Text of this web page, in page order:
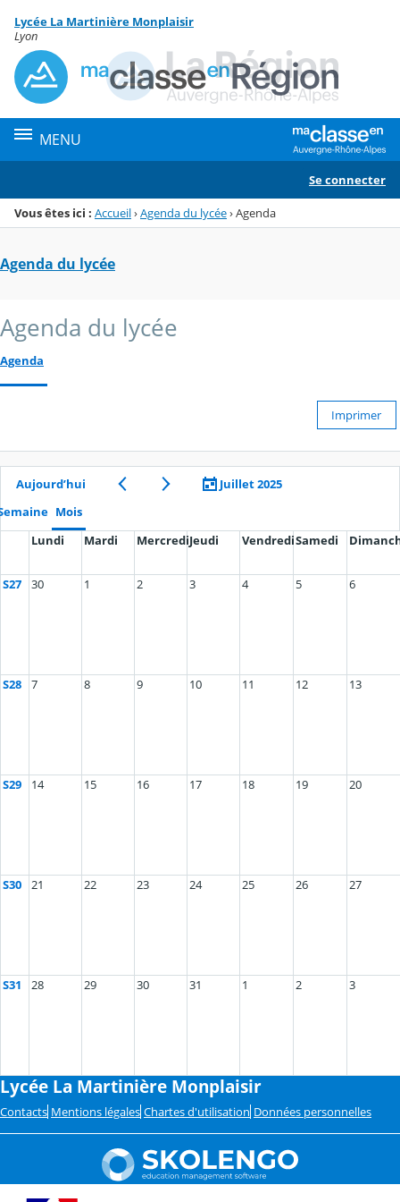
Menu de la rubrique
Contenu
Lycée La Martinière Monplaisir
Lyon
MENU
Se connecter
Vous êtes ici : Accueil›Agenda du lycée›Agenda
Agenda du lycée
Agenda du lycée
Agenda
Imprimer
Aujourd’hui
Juillet 2025
Mois
Lundi
Mardi MercrediJeudi VendrediSamedi
S27 30 1 2 3 4 5 6
S28 7 8 9 10 11 12 13
S29 14 15 16 17 18 19 20
S30 21 22 23 24 25 26 27
S31 28 29 30 31 1 2 3
Lycée La Martinière Monplaisir
Contacts Mentions légales Chartes d'utilisation Données personnelles